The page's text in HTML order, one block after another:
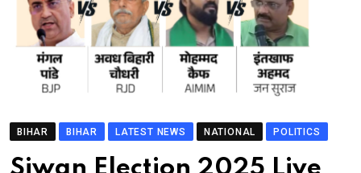
BIHAR BIHAR LATEST NEWS NATIONAL POLITICS